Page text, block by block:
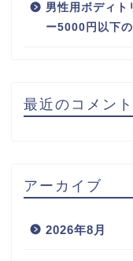
男性用ボディ
ー5000円以下
最近のコメント
アーカイブ
2026年8月